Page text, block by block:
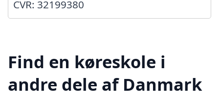
CVR: 32199380
Find en køreskole i
andre dele af Danmark